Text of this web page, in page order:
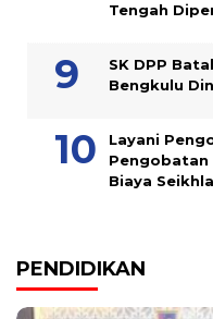
Tengah
SK DPP
Bengkulu
Layani
Pengobatan
Biaya
PENDIDIKAN